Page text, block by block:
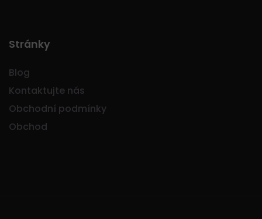
Stránky
Blog
Kontaktujte nás
Obchodní podmínky
Obchod